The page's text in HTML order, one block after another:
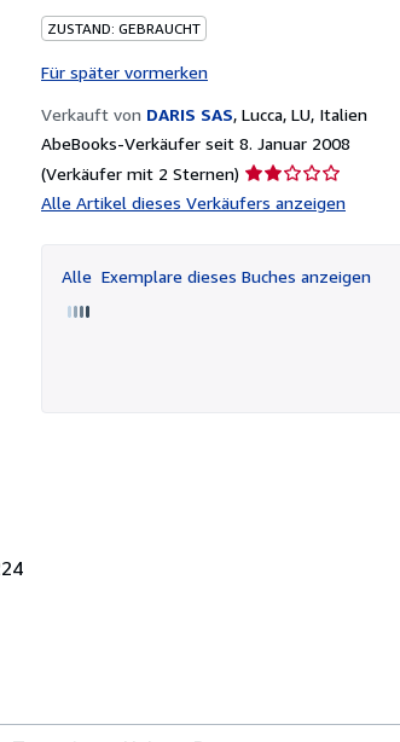
ZUSTAND: GEBRAUCHT
Für später vormerken
Verkauft von DARIS SAS, Lucca, LU, Italien
AbeBooks-Verkäufer seit 8. Januar 2008
(Verkäufer mit 2 Sternen) Verkäuferbewertung
2
Sternen
Alle Artikel dieses Verkäufers anzeigen
Alle Exemplare dieses Buches anzeigen